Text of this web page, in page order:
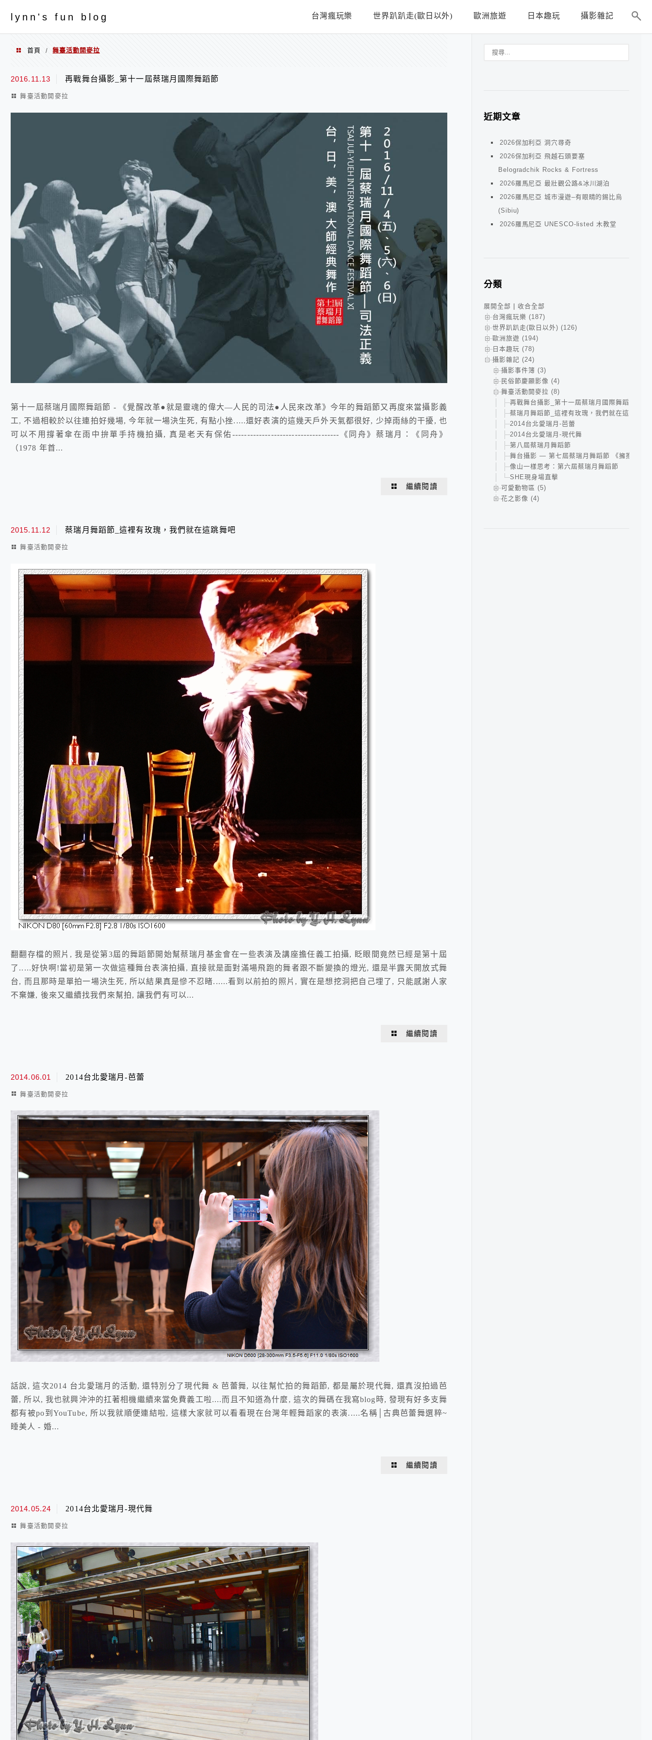
ly nn's fun blog 台灣瘋玩樂 世界趴趴走(歐日以外) 歐洲旅遊 日本趣玩 攝影雜記
首頁 / 舞臺活動開麥拉
舞臺活動開麥拉
2016.11.13 再戰舞台攝影_第十一屆蔡瑞月國際舞蹈節
舞臺活動開麥拉
第十一屆蔡瑞月國際舞蹈節 - 《覺醒改革●就是靈魂的偉大—人民的司法●人民來改革》今年的舞蹈節又再度來當攝影義
工, 不過相較於以往連拍好幾場, 今年就一場決生死, 有點小挫.....還好表演的這幾天戶外天氣都很好, 少掉雨絲的干擾, 也
可以不用撐著傘在雨中拚單手持機拍攝, 真是老天有保佑------------------------------------《同舟》蔡瑞月：《同舟》
（1978 年首...
繼續閱讀
2015.11.12 蔡瑞月舞蹈節_這裡有玫瑰，我們就在這跳舞吧
舞臺活動開麥拉
翻翻存檔的照片, 我是從第3屆的舞蹈節開始幫蔡瑞月基金會在一些表演及講座擔任義工拍攝, 眨眼間竟然已經是第十屆
了.....好快啊!當初是第一次做這種舞台表演拍攝, 直接就是面對滿場飛跑的舞者跟不斷變換的燈光, 還是半露天開放式舞
台, 而且那時是單拍一場決生死, 所以結果真是慘不忍睹......看到以前拍的照片, 實在是想挖洞把自己埋了, 只能感謝人家
不棄嫌, 後來又繼續找我們來幫拍, 讓我們有可以...
繼續閱讀
2014.06.01 2014台北愛瑞月-芭蕾
舞臺活動開麥拉
話說, 這次2014 台北愛瑞月的活動, 還特別分了現代舞 & 芭蕾舞, 以往幫忙拍的舞蹈節, 都是屬於現代舞, 還真沒拍過芭
蕾, 所以, 我也就興沖沖的扛著相機繼續來當免費義工啦....而且不知道為什麼, 這次的舞碼在我寫blog時, 發現有好多支舞
都有被po到YouTube, 所以我就順便連結啦, 這樣大家就可以看看現在台灣年輕舞蹈家的表演.....名稱│古典芭蕾舞選粹~
睡美人 - 婚...
繼續閱讀
2014.05.24 2014台北愛瑞月-現代舞
舞臺活動開麥拉
近期文章
2026保加利亞 洞穴尋奇
2026保加利亞 飛越石頭要塞
Belogradchik Rocks & Fortress
2026羅馬尼亞 最壯觀公路&冰川湖泊
2026羅馬尼亞 城市漫遊–有眼睛的錫比烏
(Sibiu)
2026羅馬尼亞 UNESCO-listed 木教堂
分類
展開全部
收合全部
台灣瘋玩樂 (187)
世界趴趴走(歐日以外) (126)
歐洲旅遊 (194)
日本趣玩 (78)
攝影雜記 (24)
攝影事件簿 (3)
民俗節慶顯影像 (4)
舞臺活動開麥拉 (8)
再戰舞台攝影_第十一屆蔡瑞月國際舞蹈節
蔡瑞月舞蹈節_這裡有玫瑰，我們就在這跳舞吧
2014台北愛瑞月-芭蕾
2014台北愛瑞月-現代舞
第八屆蔡瑞月舞蹈節
舞台攝影 — 第七屆蔡瑞月舞蹈節 《擁抱大地-
像山一樣思考：第六屆蔡瑞月舞蹈節
SHE現身場直擊
可愛動物區 (5)
花之影像 (4)